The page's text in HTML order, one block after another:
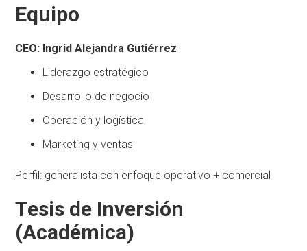
Equipo
CEO: Ingrid Alejandra Gutiérrez
Liderazgo estratégico
Desarrollo de negocio
Operación y logística
Marketing y ventas
Perfil: generalista con enfoque operativo + comercial
Tesis de Inversión
(Académica)